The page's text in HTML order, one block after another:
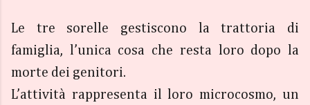
Le tre sorelle gestiscono la trattoria di
famiglia, l’unica cosa che resta loro dopo la
morte dei genitori.
L’attività rappresenta il loro microcosmo, un